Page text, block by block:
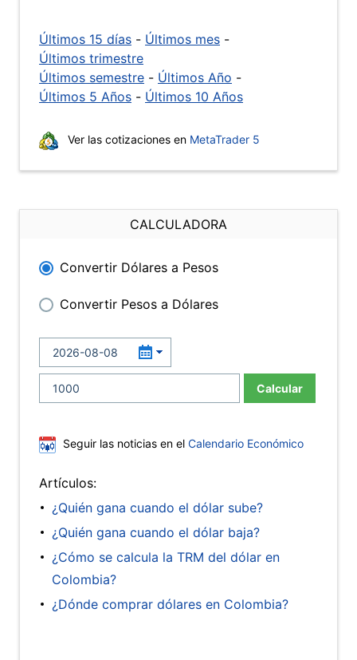
Últimos 15 días - Últimos mes -
Últimos trimestre
Últimos semestre - Últimos Año -
Últimos 5 Años - Últimos 10 Años
Ver las cotizaciones en MetaTrader 5
CALCULADORA
Convertir Dólares a Pesos
Convertir Pesos a Dólares
Calcular
Seguir las noticias en el Calendario Económico
Artículos:
¿Quién gana cuando el dólar sube?
¿Quién gana cuando el dólar baja?
¿Cómo se calcula la TRM del dólar en
Colombia?
¿Dónde comprar dólares en Colombia?